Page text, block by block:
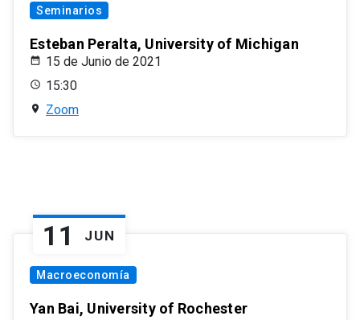
Seminarios
Esteban Peralta, University of Michigan
15 de Junio de 2021
15:30
Zoom
11 JUN
Macroeconomía
Yan Bai, University of Rochester